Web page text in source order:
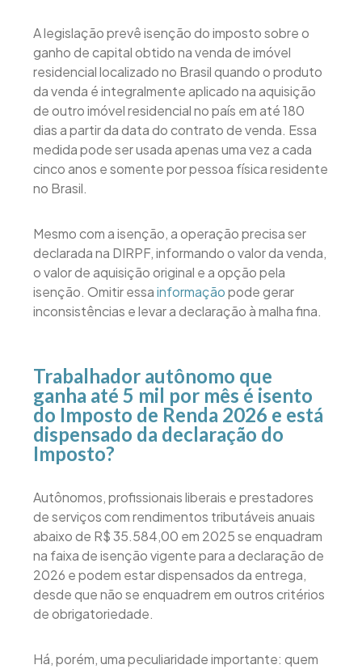
A legislação prevê isenção do imposto sobre o
ganho de capital obtido na venda de imóvel
residencial localizado no Brasil quando o produto
da venda é integralmente aplicado na aquisição
de outro imóvel residencial no país em até 180
dias a partir da data do contrato de venda. Essa
medida pode ser usada apenas uma vez a cada
cinco anos e somente por pessoa física residente
no Brasil.
Mesmo com a isenção, a operação precisa ser
declarada na DIRPF, informando o valor da venda,
o valor de aquisição original e a opção pela
isenção. Omitir essainformaçãopode gerar
inconsistências e levar a declaração à malha fina.
Trabalhador autônomo que
ganha até 5 mil por mês é isento
do Imposto de Renda 2026 e está
dispensado da declaração do
Imposto?
Autônomos, profissionais liberais e prestadores
de serviços com rendimentos tributáveis anuais
abaixo de R$ 35.584,00 em 2025 se enquadram
na faixa de isenção vigente para a declaração de
2026 e podem estar dispensados da entrega,
desde que não se enquadrem em outros critérios
de obrigatoriedade.
Há, porém, uma peculiaridade importante: quem